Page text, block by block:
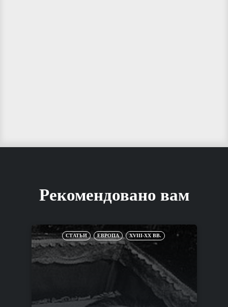
Рекомендовано вам
СТАТЬИ ЕВРОПА XVIII-XX ВВ.